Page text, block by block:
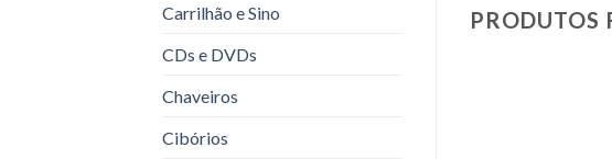
Carrilhão e Sino
CDs e DVDs
Chaveiros
Cibórios
PRODUTOS